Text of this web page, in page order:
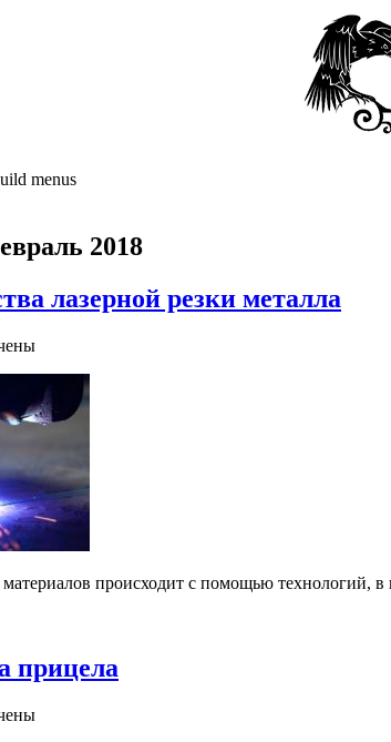
menus
2018
лазерной резки металла
материалов происходит с помощью технологий,
прицела